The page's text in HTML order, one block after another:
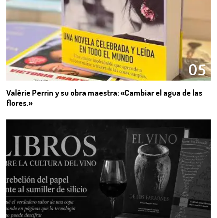
05
Valérie Perrin y su obra maestra: «Cambiar el agua de las
flores.»